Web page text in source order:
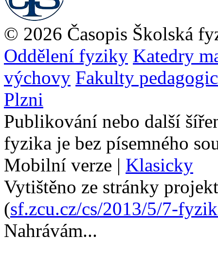
© 2026 Časopis Školská
Oddělení fyziky Katedry
výchovy Fakulty
Plzni
Publikování nebo další
fyzika je bez písemného
Mobilní verze | Klasicky
Vytištěno ze stránky
(sf.zcu.cz/cs/2013/5/7-
Nahrávám...